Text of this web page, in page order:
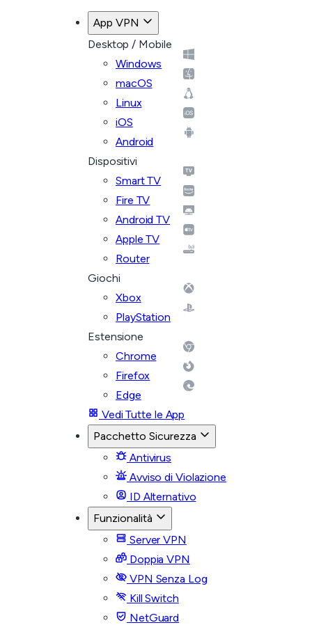
App VPN
Desktop / Mobile
Windows
macOS
Linux
iOS
Android
Dispositivi
Smart TV
Fire TV
Android TV
Apple TV
Router
Giochi
Xbox
PlayStation
Estensione
Chrome
Firefox
Edge
Vedi Tutte le App
Pacchetto Sicurezza
Antivirus
Avviso di Violazione
ID Alternativo
Funzionalità
Server VPN
Doppia VPN
VPN Senza Log
Kill Switch
NetGuard